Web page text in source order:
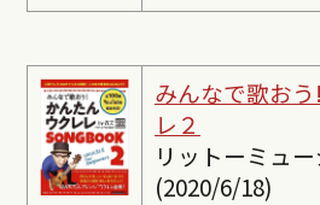
みんなで歌お
レ２
リットーミュ
(2020/6/18)